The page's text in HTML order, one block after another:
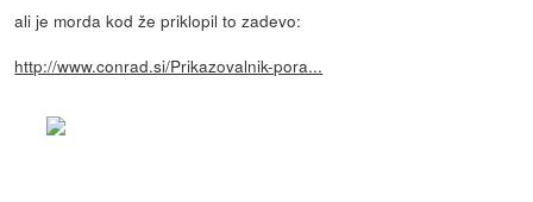
ali je morda kod že priklopil to zadevo:
http://www.conrad.si/Prikazovalnik-pora...